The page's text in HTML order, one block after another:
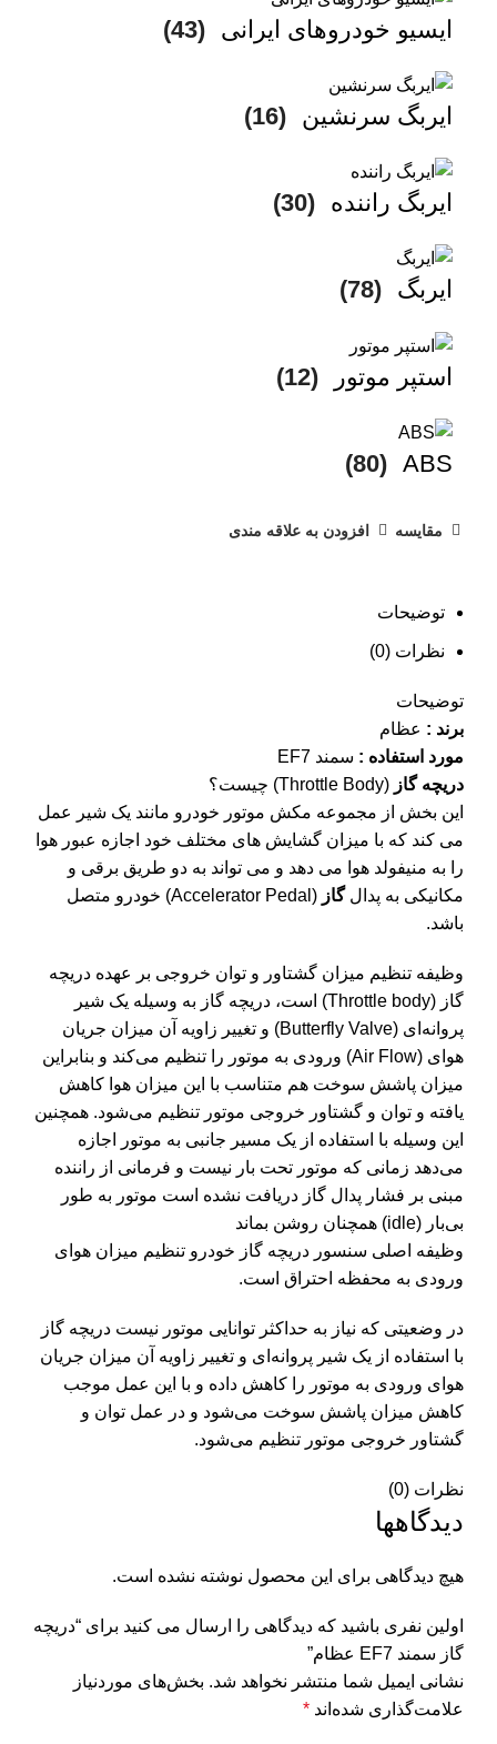
ایسیو خودروهای ایرانی (43)
ایربگ سرنشین (16)
ایربگ راننده (30)
ایربگ (78)
استپر موتور (12)
ABS
(80)
مقایسه افزودن به علاقه مندی
توضیحات
نظرات (0)
توضیحات
برند : عظام
مورد استفاده : سمند EF7
دریچه گاز (Throttle Body) چیست؟
این بخش از مجموعه مکش موتور خودرو مانند یک شیر عمل
می کند که با میزان گشایش های مختلف خود اجازه عبور هوا
را به منیفولد هوا می دهد و می تواند به دو طریق برقی و
مکانیکی به پدالگاز
(Accelerator Pedal) خودرو متصل
باشد.
وظیفه تنظیم میزان گشتاور و توان خروجی بر عهده دریچه
گاز (Throttle body) است، دریچه گاز به وسیله یک شیر
پروانه‌ای (Butterfly Valve) و تغییر زاویه آن میزان جریان
هوای (Air Flow) ورودی به موتور را تنظیم می‌کند و بنابراین
میزان پاشش سوخت هم متناسب با این میزان هوا کاهش
یافته و توان و گشتاور خروجی موتور تنظیم می‌شود. همچنین
این وسیله با استفاده از یک مسیر جانبی به موتور اجازه
می‌دهد زمانی که موتور تحت بار نیست و فرمانی از راننده
مبنی بر فشار پدال گاز دریافت نشده است موتور به طور
بی‌بار (idle) همچنان روشن بماند
وظیفه اصلی سنسور دریچه گاز خودرو تنظیم میزان هوای
ورودی به محفظه احتراق است.
در وضعیتی که نیاز به حداکثر توانایی موتور نیست دریچه گاز
با استفاده از یک شیر پروانه‌ای و تغییر زاویه آن میزان جریان
هوای ورودی به موتور را کاهش داده و با این عمل موجب
کاهش میزان پاشش سوخت می‌شود و در عمل توان و
گشتاور خروجی موتور تنظیم می‌شود.
نظرات (0)
دیدگاهها
هیچ دیدگاهی برای این محصول نوشته نشده است.
اولین نفری باشید که دیدگاهی را ارسال می کنید برای “دریچه
گاز سمند EF7 عظام”
نشانی ایمیل شما منتشر نخواهد شد. بخش‌های موردنیاز
علامت‌گذاری شده‌اند *